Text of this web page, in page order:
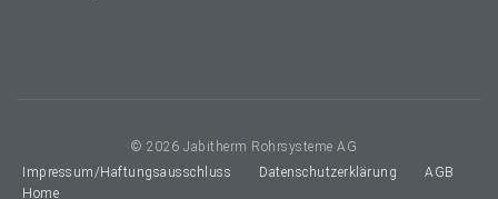
© 2026 Jabitherm Rohrsysteme AG
Impressum/Haftungsausschluss
Datenschutzerklärung
AGB
Home